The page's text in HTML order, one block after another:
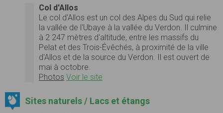
Col d'Allos
Le col d'Allos est un col des Alpes du Sud qui relie
la vallée de l'Ubaye à la vallée du Verdon. Il culmine
à 2 247 mètres d'altitude, entre les massifs du
Pelat et des Trois-Évêchés, à proximité de la ville
d'Allos et de la source du Verdon. Il est ouvert de
mai à octobre.
Photos Voir le site
Sites naturels / Lacs et étangs